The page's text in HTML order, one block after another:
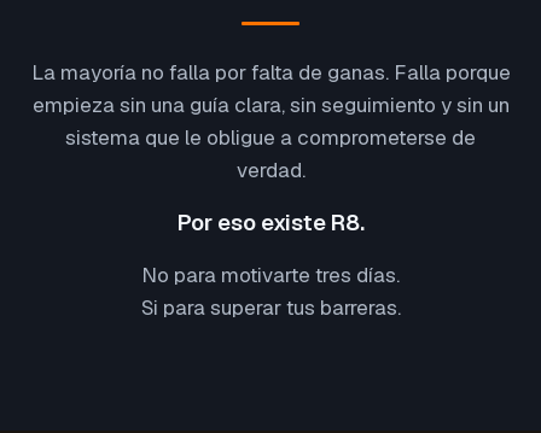
La mayoría no falla por falta de ganas. Falla porque
empieza sin una guía clara, sin seguimiento y sin un
sistema que le obligue a comprometerse de
verdad.
Por eso existe R8.
No para motivarte tres días.
Si para superar tus barreras.